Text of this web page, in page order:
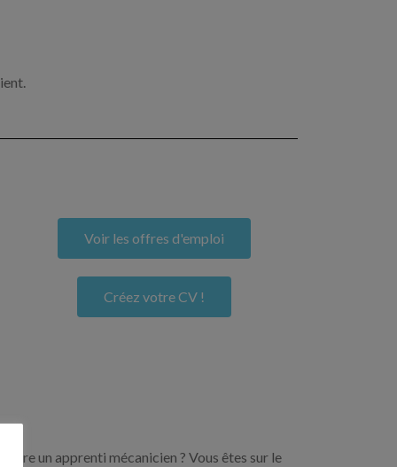
Voir les offres d'emploi
Créez votre CV !
un apprenti mécanicien ? Vous êtes sur le